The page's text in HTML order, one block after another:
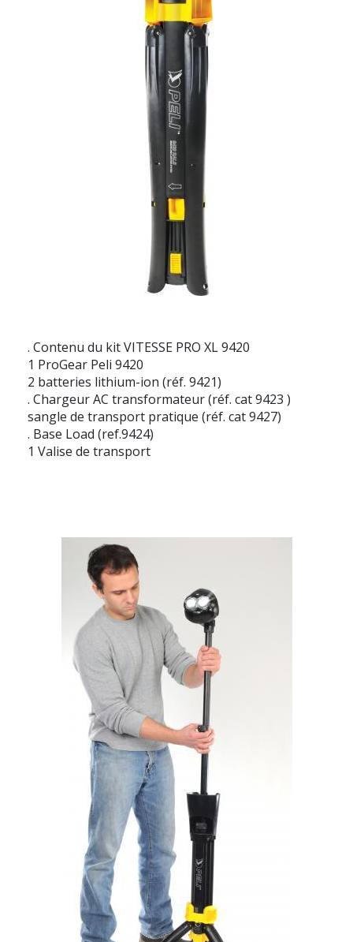
. Contenu du kit VITESSE PRO XL 9420
1 ProGear Peli 9420
2 batteries lithium-ion (réf. 9421)
. Chargeur AC transformateur (réf. cat 9423 )
sangle de transport pratique (réf. cat 9427)
. Base Load (ref.9424)
1 Valise de transport